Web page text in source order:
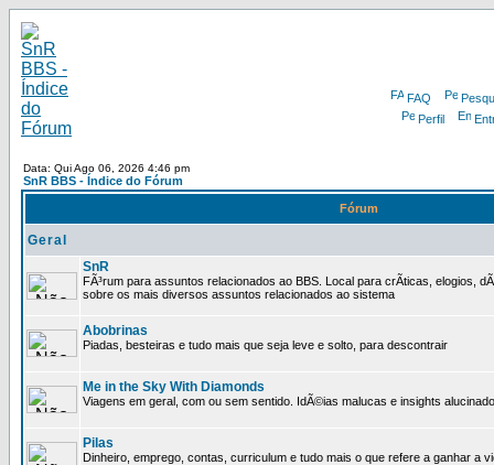
FAQ
Perfil
Data: Qui Ago 06, 2026 4:46 pm
SnR BBS - Índice do Fórum
Fórum
Geral
SnR
FÃ³rum para assuntos relacionados ao BBS. Local para crÃ­ticas, elogios,
sobre os mais diversos assuntos relacionados ao sistema
Abobrinas
Piadas, besteiras e tudo mais que seja leve e solto, para descontrair
Me in the Sky With Diamonds
Viagens em geral, com ou sem sentido. IdÃ©ias malucas e insights
Pilas
Dinheiro, emprego, contas, curriculum e tudo mais o que refere a ganhar a